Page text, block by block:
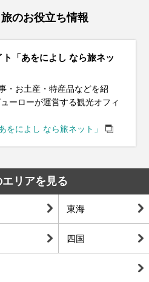
のお役立ち情報
「あをによし なら旅ネッ
・お土産・特産品などを紹
ーローが運営する観光オフィ
をによし なら旅ネット」
リアを見る
東海
四国